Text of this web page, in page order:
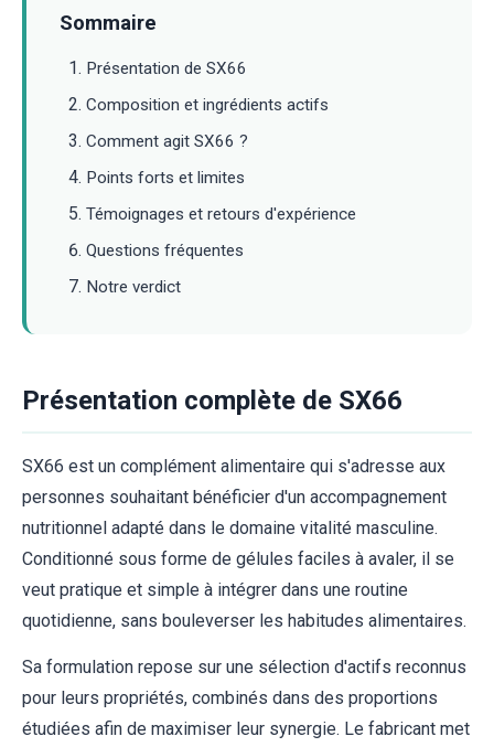
Sommaire
Présentation de SX66
Composition et ingrédients actifs
Comment agit SX66 ?
Points forts et limites
Témoignages et retours d'expérience
Questions fréquentes
Notre verdict
Présentation complète de SX66
SX66 est un complément alimentaire qui s'adresse aux
personnes souhaitant bénéficier d'un accompagnement
nutritionnel adapté dans le domaine vitalité masculine.
Conditionné sous forme de gélules faciles à avaler, il se
veut pratique et simple à intégrer dans une routine
quotidienne, sans bouleverser les habitudes alimentaires.
Sa formulation repose sur une sélection d'actifs reconnus
pour leurs propriétés, combinés dans des proportions
étudiées afin de maximiser leur synergie. Le fabricant met